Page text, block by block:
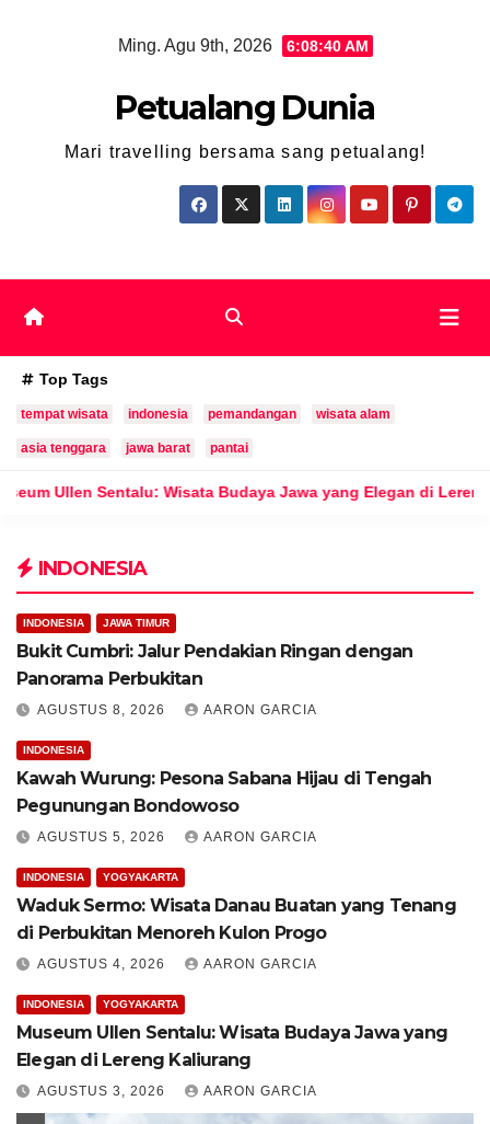
Ming. Agu 9th, 2026 6:08:42 AM
Petualang Dunia
Mari travelling bersama sang petualang!
Top Tags
tempat wisata indonesia pemandangan wisata alam
asia tenggara jawa barat pantai
Budaya Jawa yang Elegan di Lereng Kaliurang
INDONESIA
INDONESIA JAWA TIMUR
Bukit Cumbri: Jalur Pendakian Ringan dengan
Panorama Perbukitan
AGUSTUS 8, 2026 AARON GARCIA
INDONESIA
Kawah Wurung: Pesona Sabana Hijau di Tengah
Pegunungan Bondowoso
AGUSTUS 5, 2026 AARON GARCIA
INDONESIA YOGYAKARTA
Waduk Sermo: Wisata Danau Buatan yang Tenang
di Perbukitan Menoreh Kulon Progo
AGUSTUS 4, 2026 AARON GARCIA
INDONESIA YOGYAKARTA
Museum Ullen Sentalu: Wisata Budaya Jawa yang
Elegan di Lereng Kaliurang
AGUSTUS 3, 2026 AARON GARCIA